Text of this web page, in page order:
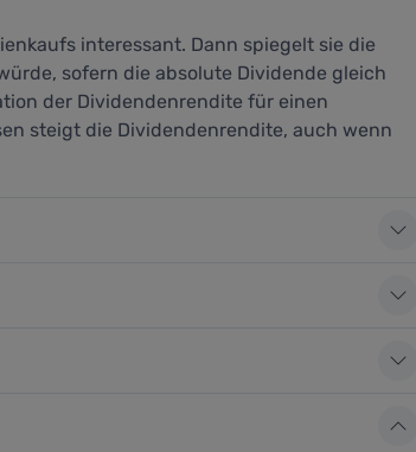
interessant. Dann spiegelt sie die
sofern die absolute Dividende gleich
der Dividendenrendite für einen
steigt die Dividendenrendite, auch wenn